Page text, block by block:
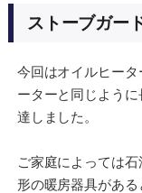
ストーブガー
今回はオイルヒー
ーターと同じよう
達しました。
ご家庭によっては
形の暖房器具があ